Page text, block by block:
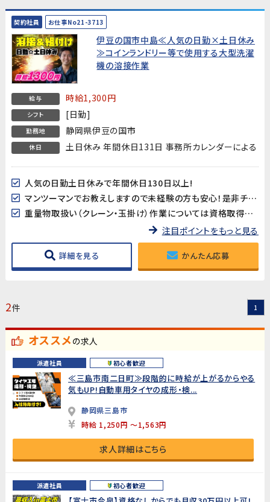
契約社員 お仕事No21-3713
伊豆の国市中島≪人気の日勤×土日休み
≫コインランドリー等で使用する大型洗濯
機の溶接作業
給与 時給1,300円
シフト [日勤]
勤務地 静岡県伊豆の国市
休日 土日休み 年間休日131日 事務所カレンダーによる
人気の日勤土日休みで年間休日130日以上!
マンツーマンでお教えしますので未経験の方も安心！是非チャレンジしてみてください！
重量物取扱い（クレーン・玉掛け）作業については資格取得支援が有ります！
注目ポイントをもっと見る
詳細を見る かんたん応募
2件 1
オススメの求人
派遣社員 初心者歓迎
≪三島市南二日町≫段階的に時給が上がるからやる
気もUP!自動車用タイヤの成形・検...
静岡県三島市
時給 1,250円 ～1,563円
求人詳細はこちら
派遣社員 初心者歓迎